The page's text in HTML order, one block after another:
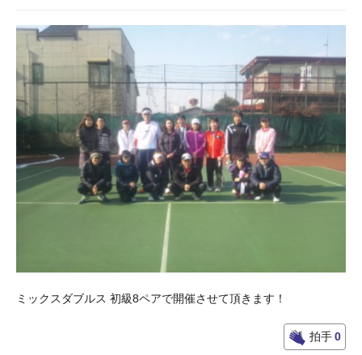
ミックスダブルス 初級8ペアで開催させて頂きます！
拍手0